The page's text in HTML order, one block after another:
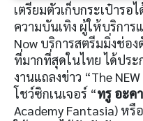
เตรียมตัวเก็บกระเป๋ารอ
ความบันเทิง ผู้ให้บริการ
Now บริการสตรีมมิ่งช่อ
ที่มากที่สุดในไทย ได้ประ
งานแถลงข่าว “The
โชว์ซิกเนเจอร์ “ทรู อะค
Academy Fantasia) หรื